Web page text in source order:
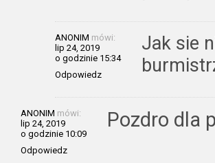
ANONIM mówi:
lip 24, 2019
o godzinie 15:34
Odpowiedz
Jak sie
ANONIM mówi:
lip 24, 2019
o godzinie 10:09
Odpowiedz
Pozdro dla